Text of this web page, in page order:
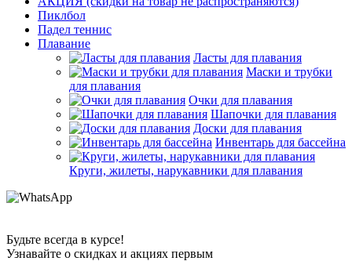
Пиклбол
Падел теннис
Плавание
Ласты для плавания
Маски и трубки
для плавания
Очки для плавания
Шапочки для плавания
Доски для плавания
Инвентарь для бассейна
Круги, жилеты, нарукавники для плавания
Будьте всегда в курсе!
Узнавайте о скидках и акциях первым